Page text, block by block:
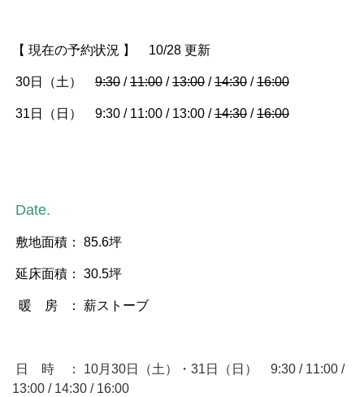
【 現在の予約状況 】 10/28 更新
30日（土） 9:30 /11:00 /13:00 /14:30 /16:00
31日（日） 9:30 / 11:00 / 13:00 /14:30 /16:00
Date.
敷地面積： 85.6坪
延床面積： 30.5坪
暖 房 ： 薪ストーブ
日 時 ： 10月30日（土）・31日（日） 9:30 / 11:00 /
13:00 / 14:30 / 16:00